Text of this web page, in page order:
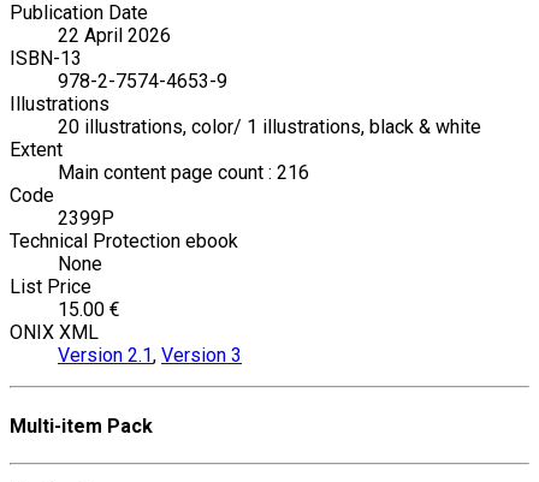
Publication Date
22 April 2026
ISBN-13
978-2-7574-4653-9
Illustrations
20 illustrations, color/ 1 illustrations, black & white
Extent
Main content page count : 216
Code
2399P
Technical Protection ebook
None
List Price
15.00 €
ONIX XML
Version 2.1, Version 3
Multi-item Pack